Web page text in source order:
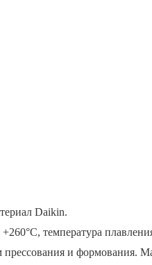
Daikin.
температура
и формования.